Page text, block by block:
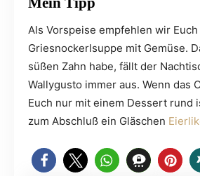
Als Vorspeise empfehlen wir Euch
Griesnockerlsuppe mit Gemüse.
süßen Zahn habe, fällt der
Wallygusto immer aus. Wenn das
Euch nur mit einem Dessert rund
zum Abschluß ein Gläschen